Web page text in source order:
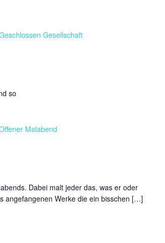
Gesellschaft
so
Malabend
Dabei malt jeder das, was er oder
angefangenen Werke die ein bisschen […]